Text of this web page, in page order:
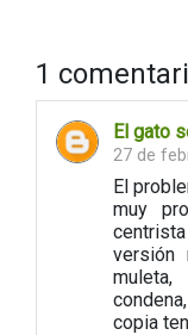
1
El gato
27 de
El
muy
copia